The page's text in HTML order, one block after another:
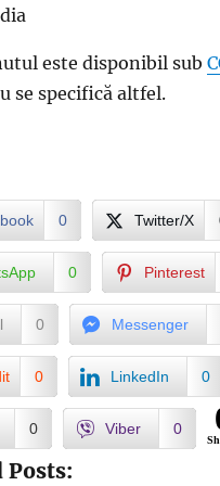
este disponibil sub
se specifică altfel.
0 Twitter/X
0 Pinterest
0 Messenger
0 LinkedIn 0
0 Viber 0
Posts: